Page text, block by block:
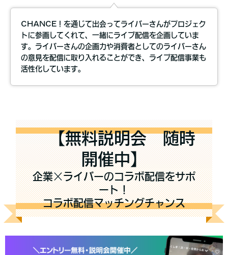
CHANCE！を通じて出会ってライバーさんがプロジェク
トに参画してくれて、一緒にライブ配信を企画していま
す。ライバーさんの企画力や消費者としてのライバーさん
の意見を配信に取り入れることができ、ライブ配信事業も
活性化しています。
【無料説明会 随時
開催中】
企業×ライバーのコラボ配信をサポ
ート！
コラボ配信マッチングチャンス